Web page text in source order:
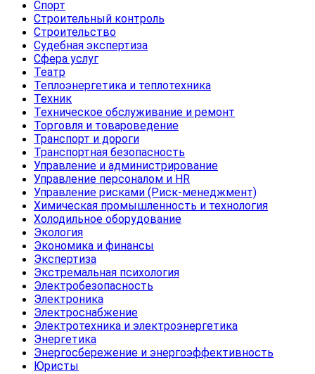
Спорт
Строительный контроль
Строительство
Судебная экспертиза
Сфера услуг
Театр
Теплоэнергетика и теплотехника
Техник
Техническое обслуживание и ремонт
Торговля и товароведение
Транспорт и дороги
Транспортная безопасность
Управление и администрирование
Управление персоналом и HR
Управление рисками (Риск-менеджмент)
Химическая промышленность и технология
Холодильное оборудование
Экология
Экономика и финансы
Экспертиза
Экстремальная психология
Электробезопасность
Электроника
Электроснабжение
Электротехника и электроэнергетика
Энергетика
Энергосбережение и энергоэффективность
Юристы